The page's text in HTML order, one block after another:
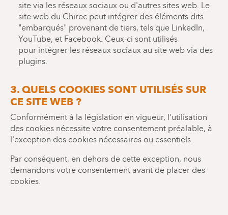
site via les réseaux sociaux ou d'autres sites web. Le
site web du Chirec peut intégrer des éléments dits
"embarqués" provenant de tiers, tels que LinkedIn,
YouTube, et Facebook. Ceux-ci sont utilisés
pour intégrer les réseaux sociaux au site web via des
plugins.
3. QUELS COOKIES SONT UTILISÉS SUR
CE SITE WEB ?
Conformément à la législation en vigueur, l'utilisation
des cookies nécessite votre consentement préalable, à
l'exception des cookies nécessaires ou essentiels.
Par conséquent, en dehors de cette exception, nous
demandons votre consentement avant de placer des
cookies.